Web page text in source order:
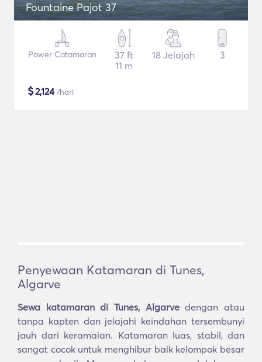
Fountaine Pajot 37
Power Catamaran
37 ft
11 m
18 Jelajah 3
$2,124/hari
Penyewaan Katamaran di Tunes,
Algarve
Sewa katamaran di Tunes, Algarvedengan atau
tanpa kapten dan jelajahi keindahan tersembunyi
jauh dari keramaian. Katamaran luas, stabil, dan
sangat cocok untuk menghibur baik kelompok besar